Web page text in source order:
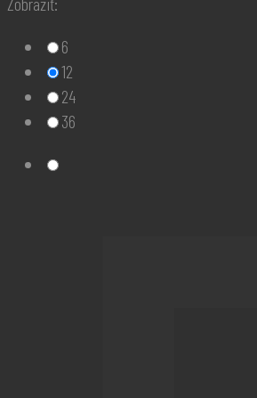
6
12
24
36